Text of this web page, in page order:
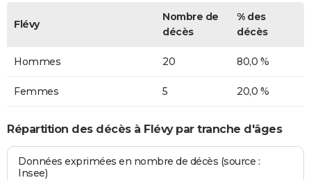
Flévy
Nombre de
décès
% des
décès
Hommes 20 80,0 %
Femmes 5 20,0 %
Répartition des décès à Flévy par tranche d'âges
Données exprimées en nombre de décès (source :
Insee)